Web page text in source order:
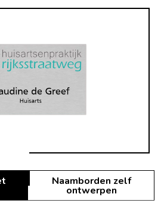
Naamborden zelf
ontwerpen